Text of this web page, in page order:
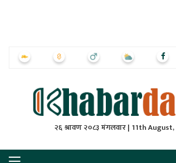
२६ श्रावण २०८३ मंगलवार | 11th